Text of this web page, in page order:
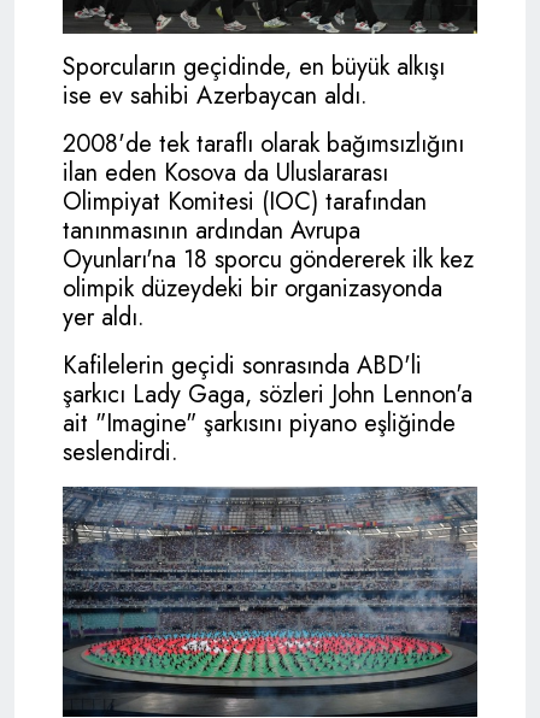
Sporcuların geçidinde, en büyük alkışı
ise ev sahibi Azerbaycan aldı.
2008'de tek taraflı olarak bağımsızlığını
ilan eden Kosova da Uluslararası
Olimpiyat Komitesi (IOC) tarafından
tanınmasının ardından Avrupa
Oyunları'na 18 sporcu göndererek ilk kez
olimpik düzeydeki bir organizasyonda
yer aldı.
Kafilelerin geçidi sonrasında ABD'li
şarkıcı Lady Gaga, sözleri John Lennon'a
ait "Imagine" şarkısını piyano eşliğinde
seslendirdi.